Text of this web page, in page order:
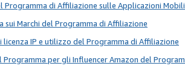
Programma di Affiliazione sulle Applicazioni Mobili
sui Marchi del Programma di Affiliazione
licenza IP e utilizzo del Programma di Affiliazione
Programma per gli Influencer Amazon del